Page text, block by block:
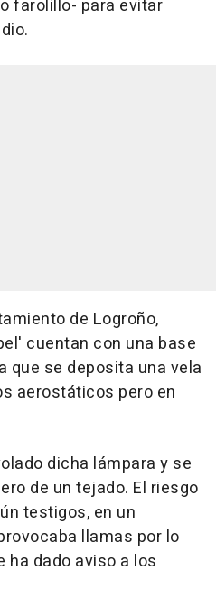
farolillo- para evitar
de Logroño,
cuentan con una base
que se deposita una vela
aerostáticos pero en
dicha lámpara y se
de un tejado. El riesgo
testigos, en un
llamas por lo
ha dado aviso a los